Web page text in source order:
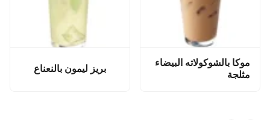
موكا بالشوكولاته البيضاء
مثلجة
بريز ليمون بالنعناع